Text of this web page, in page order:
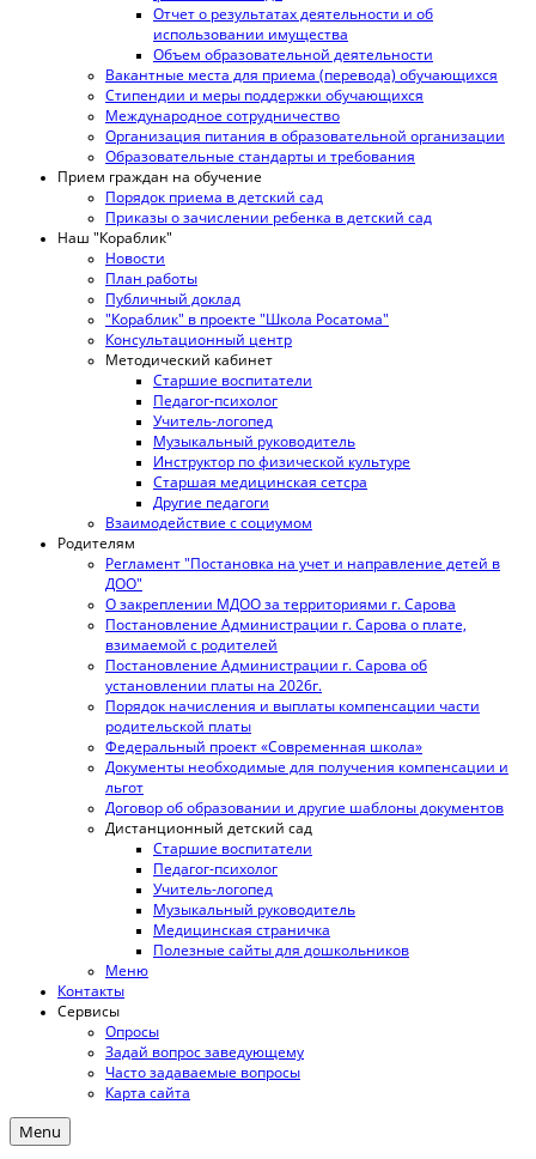
Отчет о результатах деятельности и об
использовании имущества
Объем образовательной деятельности
Вакантные места для приема (перевода) обучающихся
Стипендии и меры поддержки обучающихся
Международное сотрудничество
Организация питания в образовательной организации
Образовательные стандарты и требования
Прием граждан на обучение
Порядок приема в детский сад
Приказы о зачислении ребенка в детский сад
Наш "Кораблик"
Новости
План работы
Публичный доклад
"Кораблик" в проекте "Школа Росатома"
Консультационный центр
Методический кабинет
Старшие воспитатели
Педагог-психолог
Учитель-логопед
Музыкальный руководитель
Инструктор по физической культуре
Старшая медицинская сетсра
Другие педагоги
Взаимодействие с социумом
Родителям
Регламент "Постановка на учет и направление детей в
ДОО"
О закреплении МДОО за территориями г. Сарова
Постановление Администрации г. Сарова о плате,
взимаемой с родителей
Постановление Администрации г. Сарова об
установлении платы на 2026г.
Порядок начисления и выплаты компенсации части
родительской платы
Федеральный проект «Современная школа»
Документы необходимые для получения компенсации и
льгот
Договор об образовании и другие шаблоны документов
Дистанционный детский сад
Старшие воспитатели
Педагог-психолог
Учитель-логопед
Музыкальный руководитель
Медицинская страничка
Полезные сайты для дошкольников
Меню
Контакты
Сервисы
Опросы
Задай вопрос заведующему
Часто задаваемые вопросы
Карта сайта
Menu